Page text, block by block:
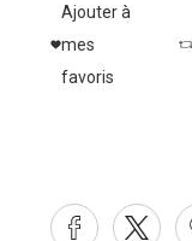
Ajouter à
mes
favoris